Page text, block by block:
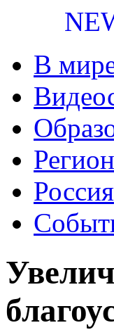
В
Регион
Россия